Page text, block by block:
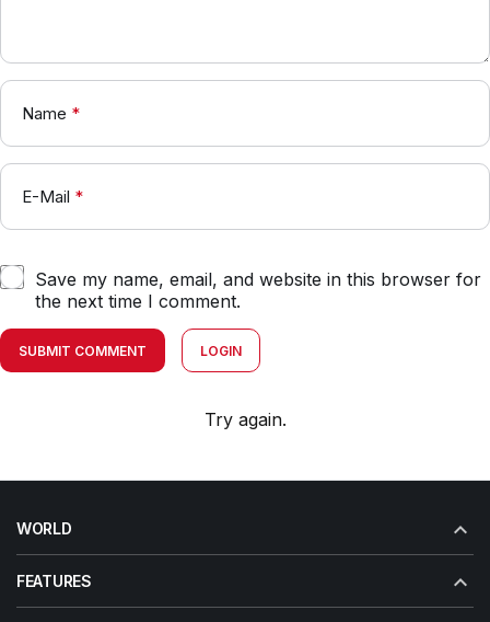
Name *
E-Mail *
Save my name, email, and website in this browser for
the next time I comment.
SUBMIT COMMENT LOGIN
Try again.
WORLD
FEATURES